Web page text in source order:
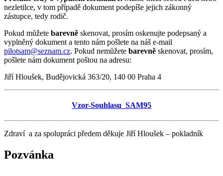
nezletilce, v tom případě dokument podepíše jejich zákonný
zástupce, tedy rodič.
Pokud můžete barevně skenovat, prosím oskenujte podepsaný a
vyplněný dokument a tento nám pošlete na náš e-mail
pilotsam@seznam.cz. Pokud nemůžete barevně skenovat, prosím,
pošlete nám dokument poštou na adresu:
Jiří Hloušek, Budějovická 363/20, 140 00 Praha 4
Vzor-Souhlasu_SAM95
Zdraví a za spolupráci předem děkuje Jiří Hloušek – pokladník
Pozvánka